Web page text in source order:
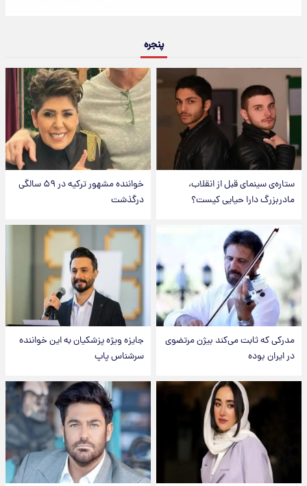
پنجره
ستاره‌ی سینمای قبل از انقلاب،
مادربزرگ دارا حیایی کیست؟
خواننده مشهور ترکیه در ۵۹ سالگی
درگذشت
مدرکی که ثابت می‌کند بیژن مرتضوی
در ایران بوده
جایزه ویژه پزشکیان به این خواننده
سرشناس پاپ